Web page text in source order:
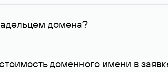
в Руцентре и у других
домена?
его контактные данные,
доменного имени в